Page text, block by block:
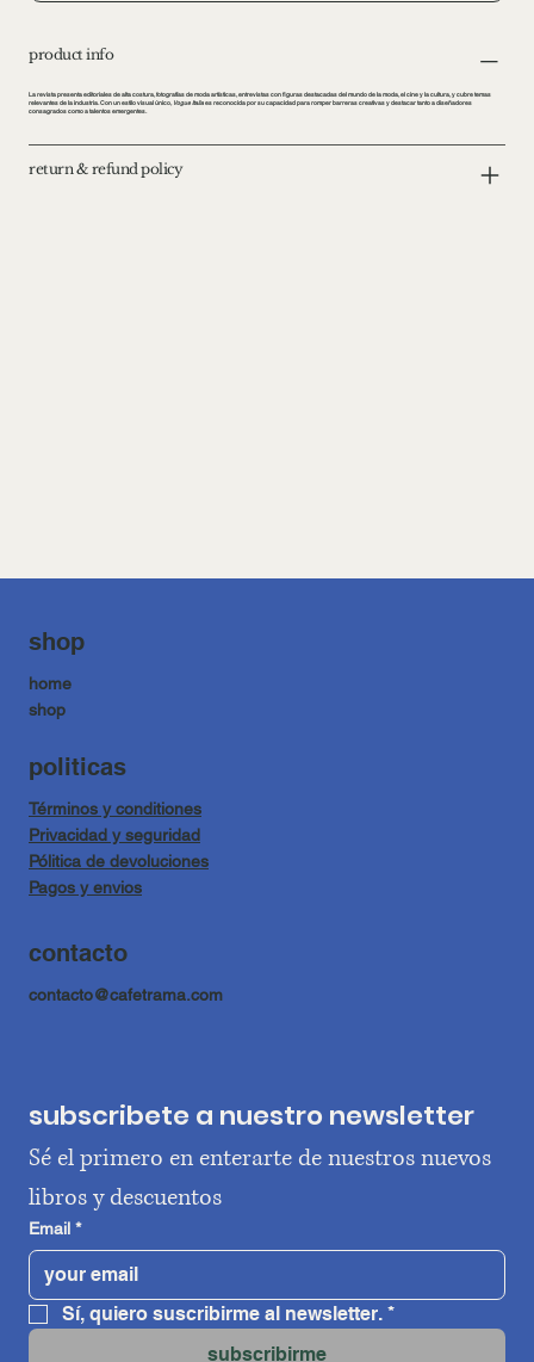
product info
La revista presenta editoriales de alta costura, fotografías de moda artísticas, entrevistas con figuras destacadas del mundo de la moda, el cine y la cultura, y cubre temas
relevantes de la industria. Con un estilo visual único, Vogue Italiaes reconocida por su capacidad para romper barreras creativas y destacar tanto a diseñadores
consagrados como a talentos emergentes.
return & refund policy
shop
home
shop
politicas
Términos y conditiones
Privacidad y seguridad
Pólitica de devoluciones
Pagos y envios
contacto
contacto@cafetrama.com
subscribete a nuestro newsletter
Sé el primero en enterarte de nuestros nuevos
libros y descuentos
Email *
Sí, quiero suscribirme al newsletter. *
subscribirme